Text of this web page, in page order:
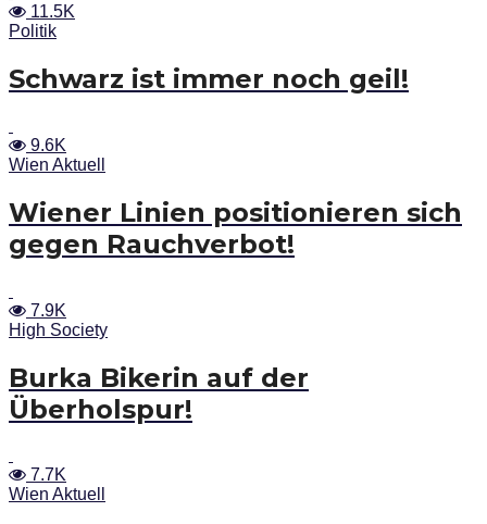
11.5K
Politik
Schwarz ist immer noch geil!
9.6K
Wien Aktuell
Wiener Linien positionieren sich
gegen Rauchverbot!
7.9K
High Society
Burka Bikerin auf der
Überholspur!
7.7K
Wien Aktuell